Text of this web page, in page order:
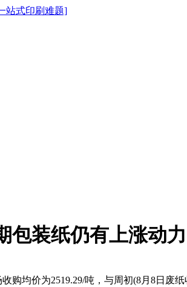
装纸仍有上涨动力
均价为2519.29/吨，与周初(8月8日废